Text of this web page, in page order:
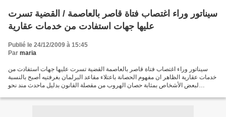
سيناتور وراء اغتصاب فتاة قاصر بالعاصمة / القضية تسرت
عليها جهات استفادت من خدمات عقارية
Publié le 24/12/2009 à 15:45
Par maria
سيناتور وراء اغتصاب فتاة قاصر بالعاصمة القضية تسرت عليها جهات استفادت من
خدمات عقارية الظاهر ان مفهوم الحصانة باعتلاء مقاعد البرلمان بغرفتيه أصبح بالنسبة
لبعض الأشخاص بمثابة حصان الهروب من مقصلة القانون بدليل ماحدث مند نحو